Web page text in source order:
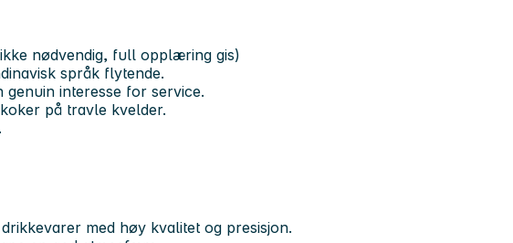
nødvendig, full opplæring gis)
språk flytende.
genuin interesse for service.
på travle kvelder.
med høy kvalitet og presisjon.